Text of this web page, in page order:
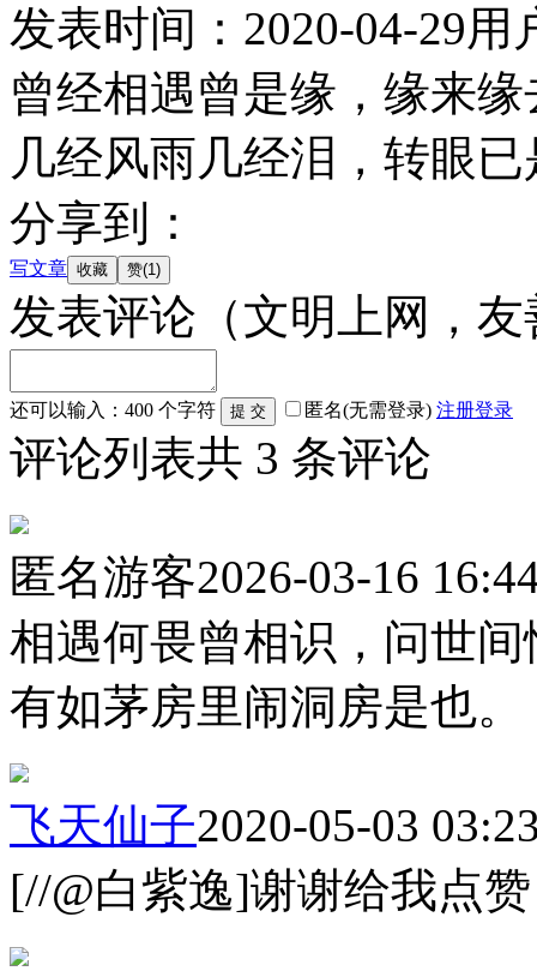
发表时间： 2020-04-29用
曾经相遇曾是缘，缘来
几经风雨几经泪，转眼
分享到：
写文章
发表评论 （文明上网，
还可以输入： 400 个字符 匿名(无需登录) 注册登录
评论列表共 3 条评论
匿名游客2026-03-16
相遇何畏曾相识，问世
有如茅房里闹洞房是也。
飞天仙子2020-05-03
[//@白紫逸]谢谢给我点